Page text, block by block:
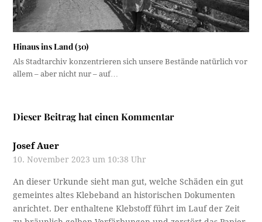
Hinaus ins Land (30)
Als Stadtarchiv konzentrieren sich unsere Bestände natürlich vor
allem – aber nicht nur – auf…
Dieser Beitrag hat einen Kommentar
Josef Auer
10. November 2023 um 10:38 Uhr
An dieser Urkunde sieht man gut, welche Schäden ein gut
gemeintes altes Klebeband an historischen Dokumenten
anrichtet. Der enthaltene Klebstoff führt im Lauf der Zeit